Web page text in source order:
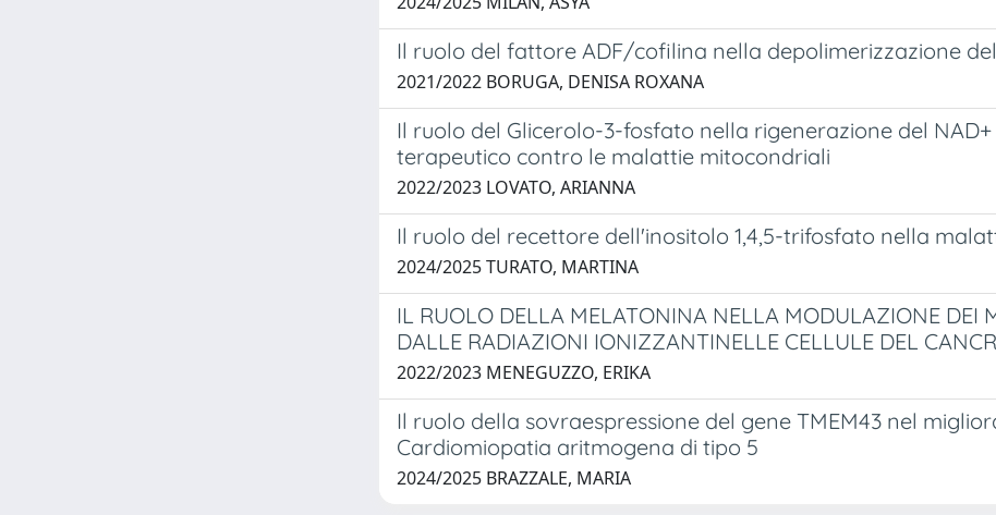
Il ruolo del fattore ADF/cofilina nella depolimerizzazione
2021/2022 BORUGA, DENISA ROXANA
Il ruolo del Glicerolo-3-fosfato nella rigenerazione del
terapeutico contro le malattie mitocondriali
2022/2023 LOVATO, ARIANNA
Il ruolo del recettore dell'inositolo 1,4,5-trifosfato nella
2024/2025 TURATO, MARTINA
IL RUOLO DELLA MELATONINA NELLA MODULAZIONE DEI
DALLE RADIAZIONI IONIZZANTINELLE CELLULE DEL
2022/2023 MENEGUZZO, ERIKA
Il ruolo della sovraespressione del gene TMEM43 nel
Cardiomiopatia aritmogena di tipo 5
2024/2025 BRAZZALE, MARIA